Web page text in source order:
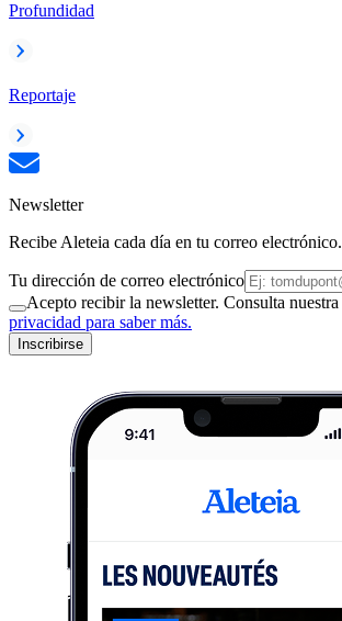
Profundidad
Reportaje
Newsletter
Recibe Aleteia cada día en tu correo electrónico.
Tu dirección de correo electrónico
Acepto recibir la newsletter. Consulta nuestra
privacidad para saber más.
Inscribirse